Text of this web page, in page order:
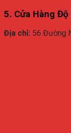
5. Cửa Hàng
Địa chỉ: 56 Đường